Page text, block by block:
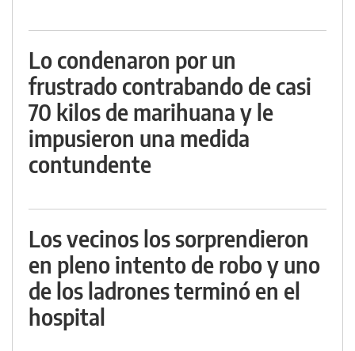
Lo condenaron por un
frustrado contrabando de casi
70 kilos de marihuana y le
impusieron una medida
contundente
Los vecinos los sorprendieron
en pleno intento de robo y uno
de los ladrones terminó en el
hospital